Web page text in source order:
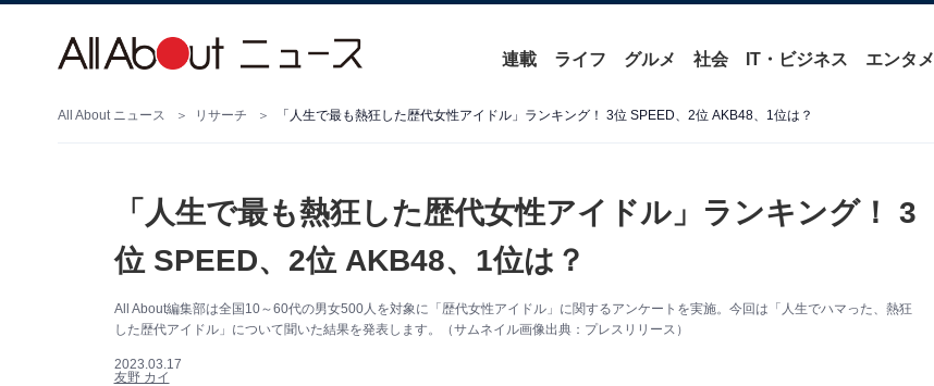
連載 ライフ グルメ 社会 IT・ビジネス エンタメ
All About ニュース リサーチ 「人生で最も熱狂した歴代女性アイドル」ランキング！ 3位 SPEED、2位 AKB48、1位は？
「人生で最も熱狂した歴代女性アイドル」ランキング！ 3
位 SPEED、2位 AKB48、1位は？
All About編集部は全国10～60代の男女500人を対象に「歴代女性アイドル」に関するアンケートを実施。今回は「人生でハマった、熱狂
した歴代アイドル」について聞いた結果を発表します。（サムネイル画像出典：プレスリリース）
2023.03.17
友野 カイ